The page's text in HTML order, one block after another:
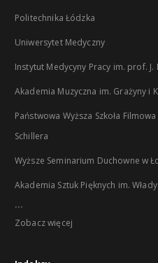
Politechnika Łódzka
Uniwersytet Medyczny
Instytut Medycyny Pracy im. prof. J.
Akademia Muzyczna im. Grażyny i
Państwowa Wyższa Szkoła
Schillera
Wyższe Seminarium Duchowne w
Akademia Sztuk Pięknych im.
...
Zobacz więcej